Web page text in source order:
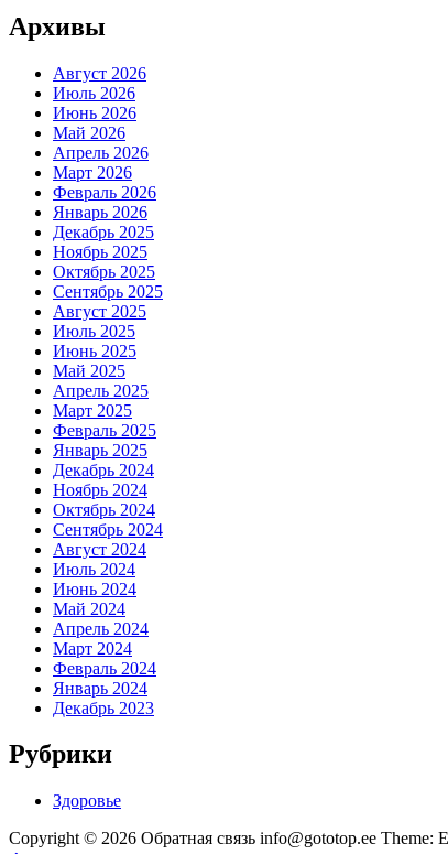
Архивы
Август 2026
Июль 2026
Июнь 2026
Май 2026
Апрель 2026
Март 2026
Февраль 2026
Январь 2026
Декабрь 2025
Ноябрь 2025
Октябрь 2025
Сентябрь 2025
Август 2025
Июль 2025
Июнь 2025
Май 2025
Апрель 2025
Март 2025
Февраль 2025
Январь 2025
Декабрь 2024
Ноябрь 2024
Октябрь 2024
Сентябрь 2024
Август 2024
Июль 2024
Июнь 2024
Май 2024
Апрель 2024
Март 2024
Февраль 2024
Январь 2024
Декабрь 2023
Рубрики
Здоровье
Copyright © 2026 Обратная связь info@gototop.ee Theme: